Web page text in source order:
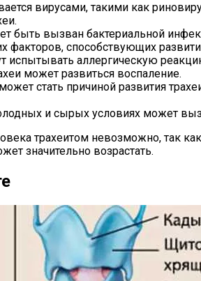
вирусами, такими как
быть вызван бактериальной
факторов, способствующих
испытывать аллергическую
может развиться воспаление.
стать причиной развития
и сырых условиях может
трахеитом невозможно, так
значительно возрастать.